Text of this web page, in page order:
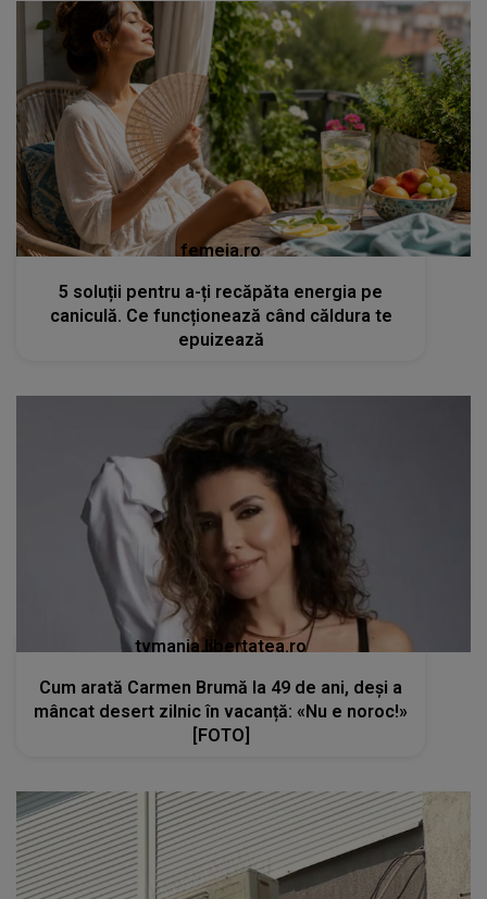
femeia.ro
5 soluții pentru a-ți recăpăta energia pe
caniculă. Ce funcționează când căldura te
epuizează
tvmania.libertatea.ro
Cum arată Carmen Brumă la 49 de ani, deși a
mâncat desert zilnic în vacanță: «Nu e noroc!»
[FOTO]